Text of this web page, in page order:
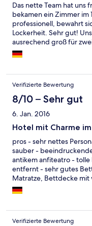
Das nette Team hat
bekamen ein Zimmer im
professionell, bewahrt
Lockerheit. Sehr gut!
ausrechend groß für
(auch wenn der Service
Zimmer konnte).Die
Verifizierte Bewertung
8/10 – Sehr gut
6. Jan. 2016
Hotel mit Charme
pros - sehr nettes
sauber -
antikem anfiteatro - tolle
entfernt - sehr gutes
Matratze, Bettdecke mit
unsäglichen
dringend mal renoviert
Verifizierte Bewertung